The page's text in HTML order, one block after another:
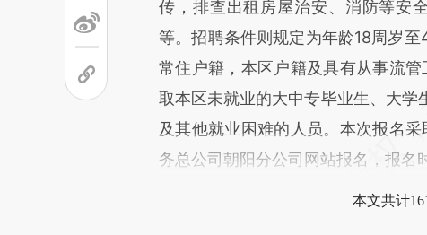
传，排查出租房屋治安、消防等安
等。招聘条件则规定为年龄18周岁
常住户籍，本区户籍及具有从事流
取本区未就业的大中专毕业生、大学
及其他就业困难的人员。本次报名
务总公司朝阳分公司网站报名，报名
本文共计